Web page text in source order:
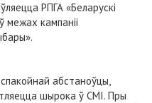
РПГА «Беларускі
межах кампаніі
абстаноўцы,
шырока ў СМІ. Пры